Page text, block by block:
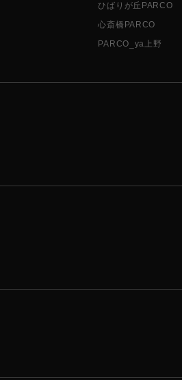
ひばりが丘PARCO
心斎橋PARCO
PARCO_ya上野